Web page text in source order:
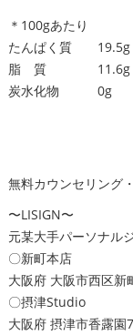
＊100gあたり
たんぱく質 19.5g
脂 質 11.6g
炭水化物 0g
無料カウンセリング
〜LISIGN〜
元某大手パーソナル
〇新町本店
大阪府 大阪市西区新
〇摂津Studio
大阪府 摂津市香露園